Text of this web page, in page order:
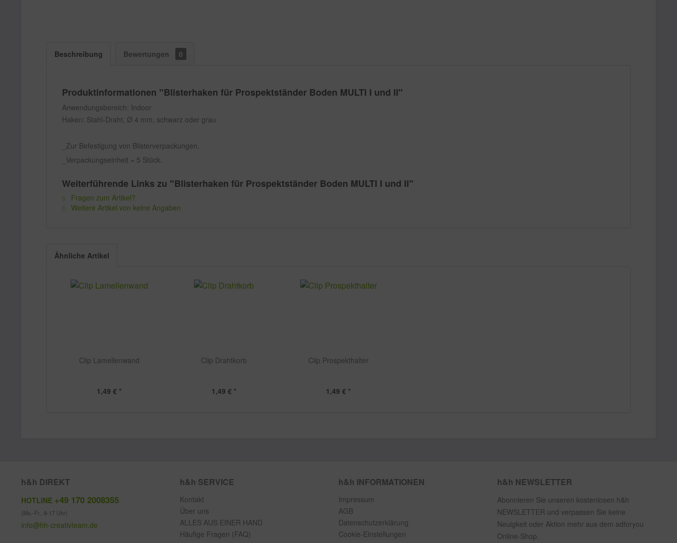
Beschreibung Bewertungen 0
Produktinformationen "Blisterhaken für Prospektständer Boden MULTI I und II"
Anwendungsbereich: Indoor
Haken: Stahl-Draht, Ø 4 mm, schwarz oder grau
Zur Befestigung von Blisterverpackungen.
Verpackungseinheit = 5 Stück.
Weiterführende Links zu "Blisterhaken für Prospektständer Boden MULTI I und II"
Fragen zum Artikel?
Weitere Artikel von keine Angaben
Ähnliche Artikel
Clip Lamellenwand
1,49 € *
Clip Drahtkorb
1,49 € *
Clip Prospekthalter
1,49 € *
h&h DIREKT
HOTLINE +49 170 2008355
(Mo.-Fr., 8-17 Uhr)
info@hh-creativteam.de
h&h SERVICE
Kontakt
Über uns
ALLES AUS EINER HAND
Häufige Fragen (FAQ)
h&h INFORMATIONEN
Impressum
AGB
Datenschutzerklärung
Cookie-Einstellungen
h&h NEWSLETTER
Abonnieren Sie unseren kostenlosen h&h
NEWSLETTER und verpassen Sie keine
Neuigkeit oder Aktion mehr aus dem adforyou
Online-Shop.